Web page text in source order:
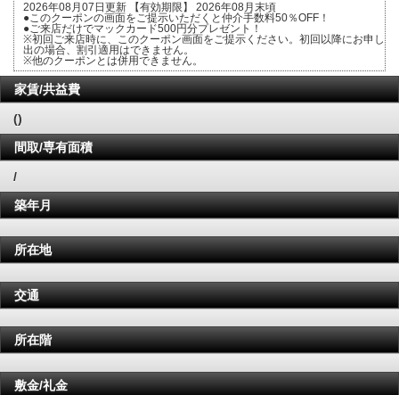
2026年08月07日更新 【有効期限】 2026年08月末頃
●このクーポンの画面をご提示いただくと仲介手数料50％OFF！
●ご来店だけでマックカード500円分プレゼント！
※初回ご来店時に、このクーポン画面をご提示ください。初回以降にお申し
出の場合、割引適用はできません。
※他のクーポンとは併用できません。
家賃/共益費
()
間取/専有面積
/
築年月
所在地
交通
所在階
敷金/礼金